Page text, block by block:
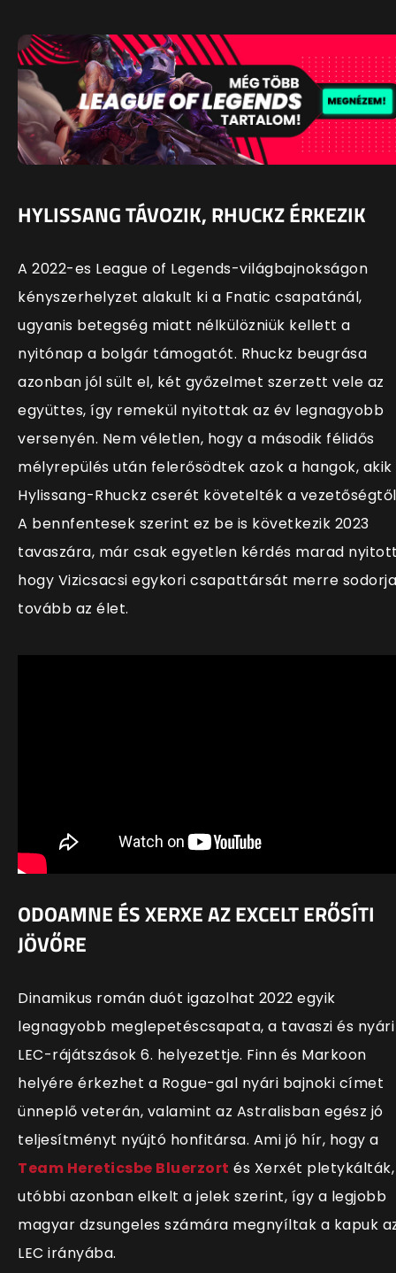
HYLISSANG TÁVOZIK, RHUCKZ ÉRKEZIK
A 2022-es League of Legends-világbajnokságon
kényszerhelyzet alakult ki a Fnatic csapatánál,
ugyanis betegség miatt nélkülözniük kellett a
nyitónap a bolgár támogatót. Rhuckz beugrása
azonban jól sült el, két győzelmet szerzett vele az
együttes, így remekül nyitottak az év legnagyobb
versenyén. Nem véletlen, hogy a második félidős
mélyrepülés után felerősödtek azok a hangok, akik
Hylissang-Rhuckz cserét követelték a
A bennfentesek szerint ez be is következik 2023
tavaszára, már csak egyetlen kérdés marad
hogy Vizicsacsi egykori csapattársát merre sodorja
tovább az élet.
ODOAMNE ÉS XERXE AZ EXCELT ERŐSÍTI
JÖVŐRE
Dinamikus román duót igazolhat 2022 egyik
legnagyobb meglepetéscsapata, a tavaszi és nyári
LEC-rájátszások 6. helyezettje. Finn és Markoon
helyére érkezhet a Rogue-gal nyári bajnoki címet
ünneplő veterán, valamint az Astralisban egész jó
teljesítményt nyújtó honfitársa. Ami jó hír, hogy a
Team Hereticsbe Bluerzort és Xerxét pletykálták,
utóbbi azonban elkelt a jelek szerint, így a legjobb
magyar dzsungeles számára megnyíltak a kapuk
LEC irányába.